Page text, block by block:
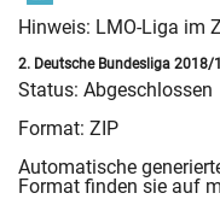
Hinweis: LMO-Liga im
2. Deutsche Bundesliga 2018/
Status: Abgeschlossen
Format: ZIP
Automatische
Format finden sie auf